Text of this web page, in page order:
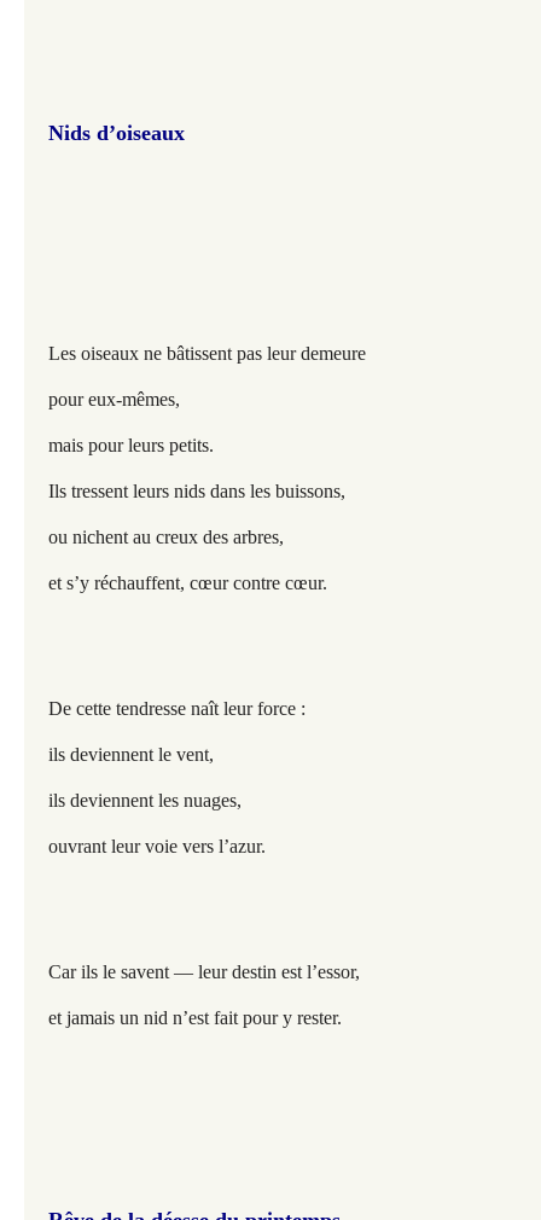
Nids d’oiseaux
Les oiseaux ne bâtissent pas leur demeure
pour eux-mêmes,
mais pour leurs petits.
Ils tressent leurs nids dans les buissons,
ou nichent au creux des arbres,
et s’y réchauffent, cœur contre cœur.
De cette tendresse naît leur force :
ils deviennent le vent,
ils deviennent les nuages,
ouvrant leur voie vers l’azur.
Car ils le savent — leur destin est l’essor,
et jamais un nid n’est fait pour y rester.